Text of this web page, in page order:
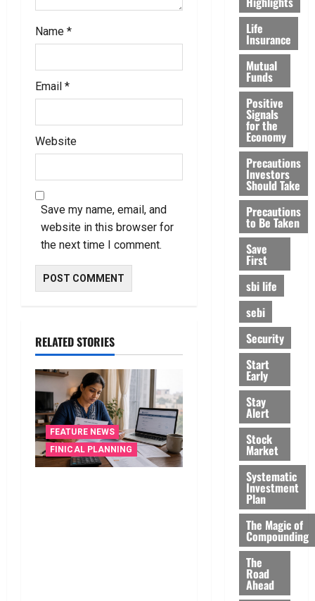
Name *
Email *
Website
Save my name, email, and
website in this browser for
the next time I comment.
RELATED STORIES
FEATURE NEWS
FINICAL PLANNING
Life
Insurance
Mutual
Funds
Positive
Signals
for the
Economy
Precautions
Investors
Should Take
Precautions
to Be Taken
Save
First
sbi life
sebi
Security
Start
Early
Stay
Alert
Stock
Market
Systematic
Investment
Plan
The Magic of
Compounding
The
Road
Ahead